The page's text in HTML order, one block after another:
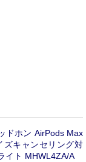
ドホン AirPods Max
ズキャンセリング対
イト MHWL4ZA/A